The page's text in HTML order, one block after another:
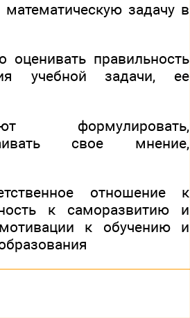
задачу в
оценивать правильность
учебной задачи, ее
свое мнение,
отношение к
к саморазвитию и
к обучению и